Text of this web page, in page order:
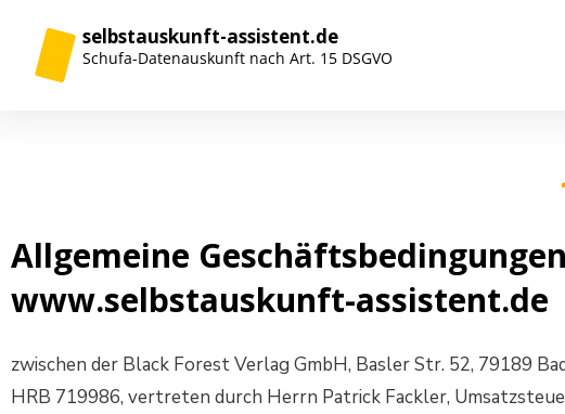
selbstauskunft-assistent.de
Schufa-Datenauskunft nach Art. 15 DSGVO
Allgemeine
www.selbstauskunft-assistent.de
zwischen der Black Forest Verlag GmbH, Basler Str. 52, 79189
HRB 719986, vertreten durch Herrn Patrick Fackler,